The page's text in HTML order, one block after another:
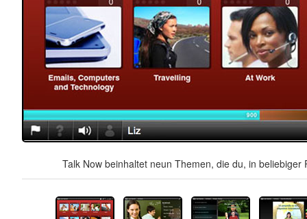
Talk Now beinhaltet neun Themen, die du, in